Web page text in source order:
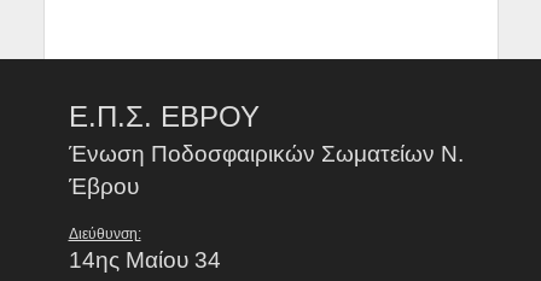
Ε.Π.Σ. ΕΒΡΟΥ
Ένωση Ποδοσφαιρικών Σωματείων Ν.
Έβρου
Διεύθυνση:
14ης Μαίου 34